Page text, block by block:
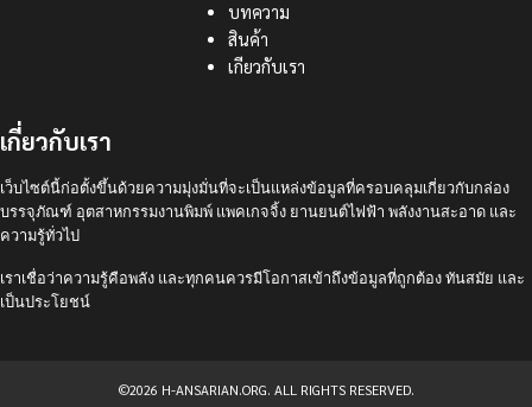
บทความ
สินค้า
เกียวกับเรา
เกี่ยวกับเรา
เว็บไซต์นี้ก่อตั้งขึ้นด้วยความมุ่งมั่นที่จะเป็นแหล่งข้อมูลที่ครอบคลุมเกี่ยวกับกล่อง
บรรจุภัณฑ์ อุตสาหกรรมงานพิมพ์ แพคเกจจิ้ง ยานยนต์ไฟฟ้า พลังงานสะอาด และ
ความรู้ทั่วไป
เราเชื่อว่าความรู้คือพลัง และทุกคนควรมีโอกาสเข้าถึงข้อมูลที่ถูกต้อง ทันสมัย และ
เป็นประโยชน์
©2026 H-ANSARIAN.ORG. ALL RIGHTS RESERVED.